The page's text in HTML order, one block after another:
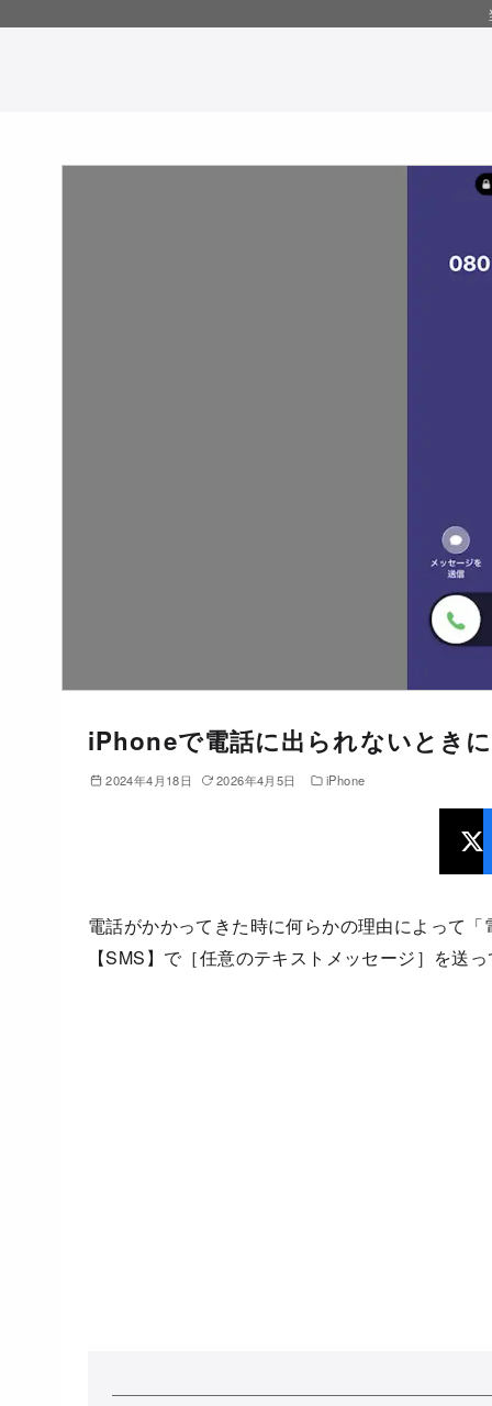
iPhoneで電話に出られないとき
2024年4月18日 2026年4月5日 iPhone
電話がかかってきた時に何らかの理由によって
【SMS】で［任意のテキストメッセージ］を送